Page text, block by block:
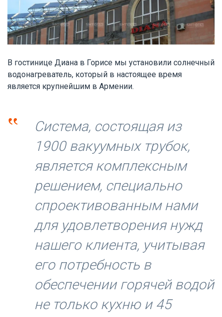
В гостинице Диана в Горисе мы установили солнечный
водонагреватель, который в настоящее время
является крупнейшим в Армении.
‟
Система, состоящая из
1900 вакуумных трубок,
является комплексным
решением, специально
спроективованным нами
для удовлетворения нужд
нашего клиента, учитывая
его потребность в
обеспечении горячей водой
не только кухню и 45